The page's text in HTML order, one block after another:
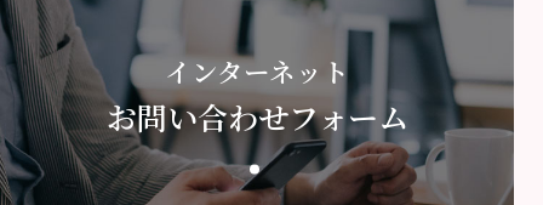
インターネット
お問い合わせフォーム